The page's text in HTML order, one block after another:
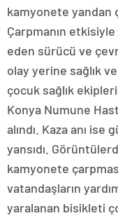
kamyonete yandan
Çarpmanın etkisiyle
eden sürücü ve
olay yerine sağlık
çocuk sağlık
Konya Numune
alındı. Kaza anı
yansıdı.
kamyonete
vatandaşların
yaralanan bisikleti